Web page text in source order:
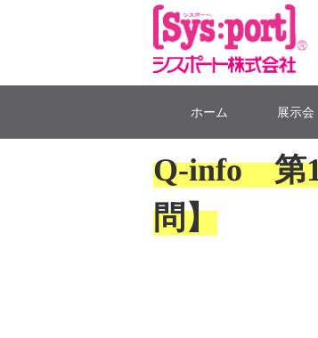
ホーム 展示会
Q-info 第
問】